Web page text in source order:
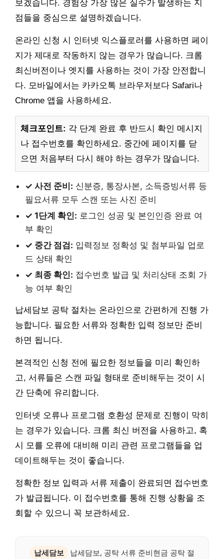
보겠습니다. 경험상 가장 많은 실수가 발생하는 지
점들을 중심으로 설명하겠습니다.
온라인 신청 시 인터넷 익스플로러를 사용하면 페이
지가 제대로 작동하지 않는 경우가 많습니다. 크롬
최신버전이나 엣지를 사용하는 것이 가장 안전합니
다. 모바일에서는 카카오톡 브라우저보다 Safari나
Chrome 앱을 사용하세요.
체크포인트: 각 단계 완료 후 반드시 확인 메시지
나 접수번호를 확인하세요. 중간에 페이지를 닫
으면 처음부터 다시 해야 하는 경우가 많습니다.
✓ 사전 준비: 신분증, 통장사본, 소득증빙서류 등
필요서류 모두 스캔 또는 사진 준비
✓ 1단계 확인: 로그인 성공 및 본인인증 완료 여
부 확인
✓ 중간 점검: 입력정보 정확성 및 첨부파일 업로
드 상태 확인
✓ 최종 확인: 접수번호 발급 및 처리상태 조회 가
능 여부 확인
납세담보 공탁 절차는 온라인으로 간편하게 진행 가
능합니다. 필요한 서류와 정확한 입력 정보만 준비
하면 됩니다.
본격적인 신청 전에 필요한 정보들을 미리 확인하
고, 서류들은 스캔 파일 형태로 준비해두는 것이 시
간 단축에 유리합니다.
인터넷 오류나 프로그램 호환성 문제로 진행이 막히
는 경우가 있습니다. 크롬 최신 버전을 사용하고, 혹
시 모를 오류에 대비해 미리 관련 프로그램들을 업
데이트해두는 것이 좋습니다.
정확한 정보 입력과 서류 제출이 완료되면 접수번호
가 발급됩니다. 이 접수번호를 통해 진행 상황을 조
회할 수 있으니 꼭 보관하세요.
납세담보
납세담보, 공탁 서류 준비현금 공탁 절